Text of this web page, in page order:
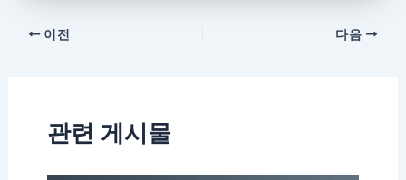
이전 다음
관련 게시물